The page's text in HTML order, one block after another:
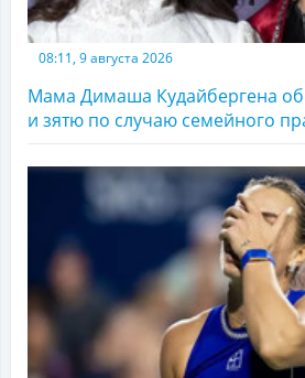
08:11, 9 августа 2026
Мама Димаша Кудайбергена
и зятю по случаю семейного